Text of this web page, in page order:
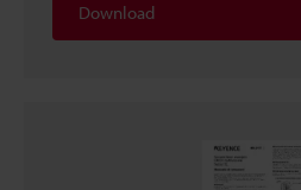
Download